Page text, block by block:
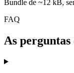
Bundle de ~12 kB,
FAQ
As perguntas